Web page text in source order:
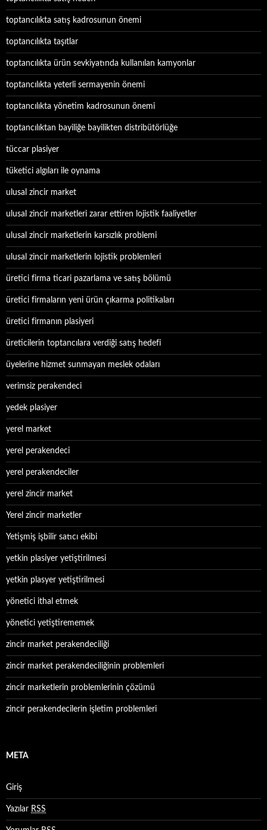
toptancılıkta satış kadrosunun önemi
toptancılıkta taşıtlar
toptancılıkta ürün sevkiyatında kullanılan kamyonlar
toptancılıkta yeterli sermayenin önemi
toptancılıkta yönetim kadrosunun önemi
toptancılıktan bayiliğe bayilikten distribütörlüğe
tüccar plasiyer
tüketici algıları ile oynama
ulusal zincir market
ulusal zincir marketleri zarar ettiren lojistik faaliyetler
ulusal zincir marketlerin karsızlık problemi
ulusal zincir marketlerin lojistik problemleri
üretici firma ticari pazarlama ve satış bölümü
üretici firmaların yeni ürün çıkarma politikaları
üretici firmanın plasiyeri
üreticilerin toptancılara verdiği satış hedefi
üyelerine hizmet sunmayan meslek odaları
verimsiz perakendeci
yedek plasiyer
yerel market
yerel perakendeci
yerel perakendeciler
yerel zincir market
Yerel zincir marketler
Yetişmiş işbilir satıcı ekibi
yetkin plasiyer yetiştirilmesi
yetkin plasyer yetiştirilmesi
yönetici ithal etmek
yönetici yetiştirememek
zincir market perakendeciliği
zincir market perakendeciliğinin problemleri
zincir marketlerin problemlerinin çözümü
zincir perakendecilerin işletim problemleri
META
Giriş
Yazılar RSS